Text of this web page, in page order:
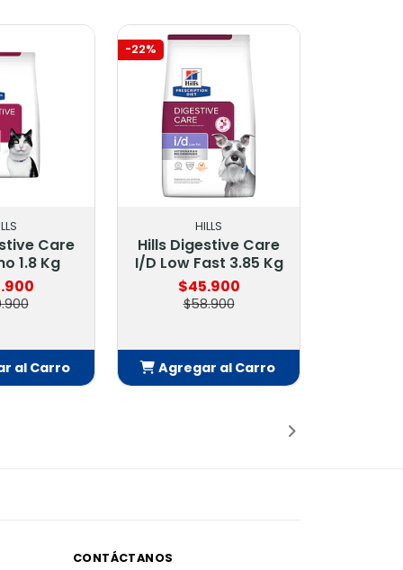
Care
1.8 Kg
al Carro
-22%
HILLS
Hills Digestive Care
I/D Low Fast 3.85 Kg
$45.900
$58.900
Agregar al Carro
CONTÁCTANOS